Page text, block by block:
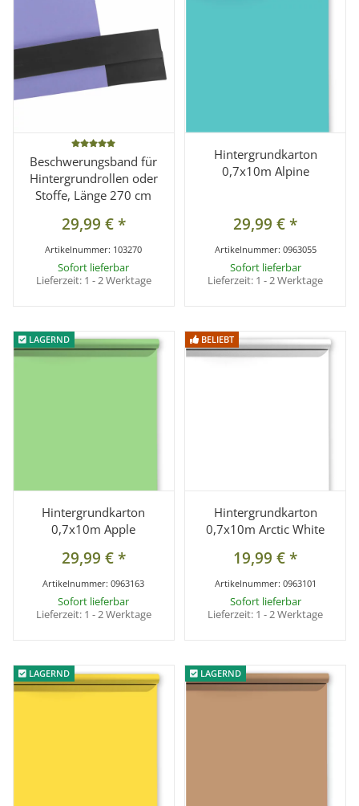
Beschwerungsband für
Hintergrundrollen oder
Stoffe, Länge 270 cm
29,99 €*
Artikelnummer: 103270
Sofort lieferbar
Lieferzeit: 1 - 2 Werktage
Hintergrundkarton
0,7x10m Alpine
29,99 €*
Artikelnummer: 0963055
Sofort lieferbar
Lieferzeit: 1 - 2 Werktage
LAGERND
LAGERND
Hintergrundkarton
0,7x10m Apple
29,99 €*
Artikelnummer:0963163
Sofort lieferbar
Lieferzeit: 1 - 2 Werktage
BELIEBT
BELIEBT
Hintergrundkarton
0,7x10m Arctic White
19,99 €*
Artikelnummer: 0963101
Sofort lieferbar
Lieferzeit: 1 - 2 Werktage
LAGERND
LAGERND LAGERND
LAGERND